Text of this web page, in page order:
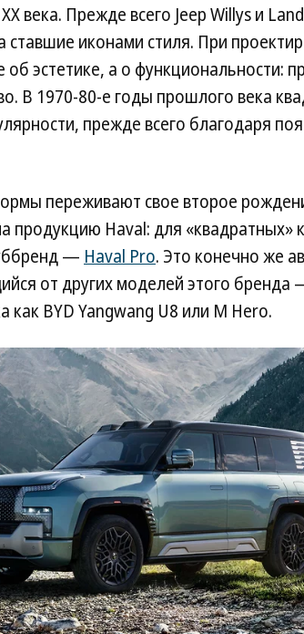
века. Прежде всего Jeep Willys и
ставшие иконами стиля. При
об эстетике, а о функциональности:
В 1970-80-е годы прошлого века
прежде всего благодаря
переживают свое второе
продукцию Haval: для «квадратных»
— Haval Pro. Это конечно же
от других моделей этого бренда
как BYD Yangwang U8 или M Hero.